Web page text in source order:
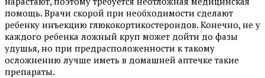
помощь. Врачи скорой при необходимости сделают
ребенку инъекцию глюкокортикостероидов. Конечно, не у
каждого ребенка ложный круп может дойти до фазы
удушья, но при предрасположенности к такому
осложнению лучше иметь в домашней аптечке такие
препараты.